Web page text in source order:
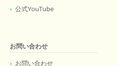
公式YouTube
お問い合わせ
お問い合わせ